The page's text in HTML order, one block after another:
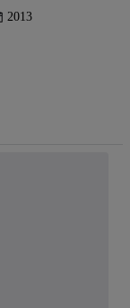
2013